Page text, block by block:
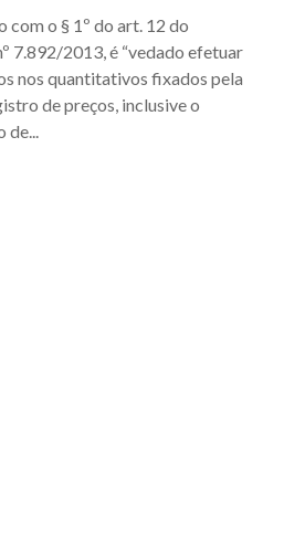
com o § 1º do art. 12 do
7.892/2013, é “vedado efetuar
nos quantitativos fixados pela
de preços, inclusive o
de...